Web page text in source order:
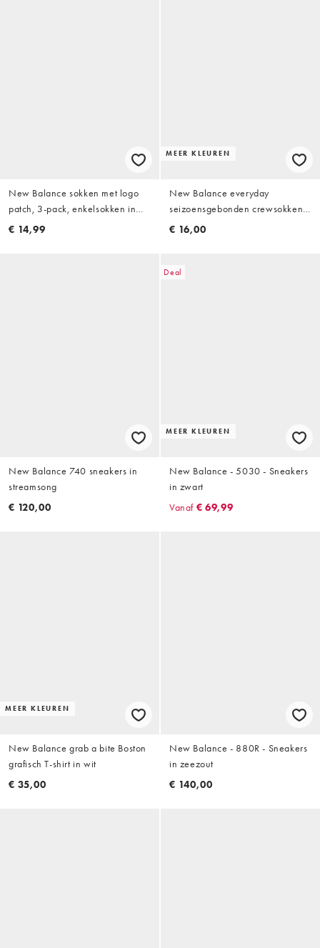
New Balance sokken met logo
patch, 3-pack, enkelsokken in
gebroken wit
€ 14,99
MEER KLEUREN
New Balance everyday
seizoensgebonden crewsokken
3-pack
€ 16,00
New Balance 740 sneakers in
streamsong
€ 120,00
Deal
MEER KLEUREN
New Balance - 5030 - Sneakers
in zwart
Vanaf € 69,99
MEER KLEUREN
New Balance grab a bite Boston
grafisch T-shirt in wit
€ 35,00
New Balance - 880R - Sneakers
in zeezout
€ 140,00